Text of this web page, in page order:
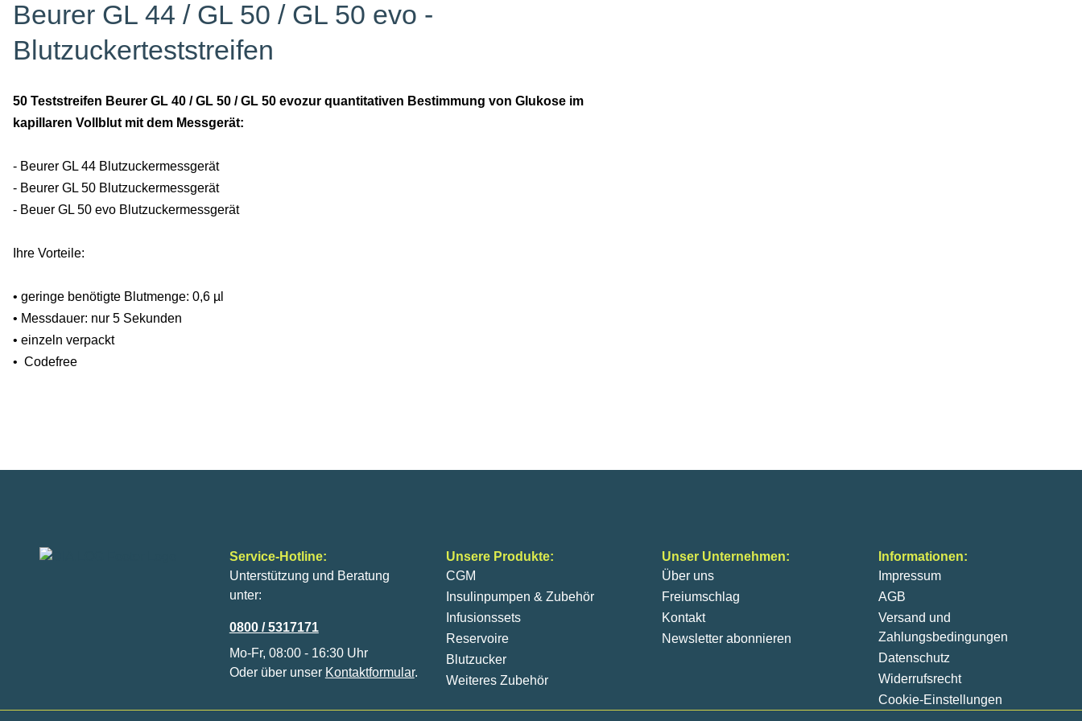
Beurer GL 44 / GL 50 / GL 50 evo -
Blutzuckerteststreifen
50 Teststreifen Beurer GL 40 / GL 50 / GL 50 evozur quantitativen Bestimmung von Glukose im
kapillaren Vollblut mit dem Messgerät:
- Beurer GL 44 Blutzuckermessgerät
- Beurer GL 50 Blutzuckermessgerät
- Beuer GL 50 evo Blutzuckermessgerät
Ihre Vorteile:
• geringe benötigte Blutmenge: 0,6 µl
• Messdauer: nur 5 Sekunden
• einzeln verpackt
• Codefree
Service-Hotline:
Unterstützung und Beratung
unter:
0800 / 5317171
Mo-Fr, 08:00 - 16:30 Uhr
Oder über unser Kontaktformular.
Unsere Produkte:
CGM
Insulinpumpen & Zubehör
Infusionssets
Reservoire
Blutzucker
Weiteres Zubehör
Unser Unternehmen:
Über uns
Freiumschlag
Kontakt
Newsletter abonnieren
Informationen:
Impressum
AGB
Versand und
Zahlungsbedingungen
Datenschutz
Widerrufsrecht
Cookie-Einstellungen